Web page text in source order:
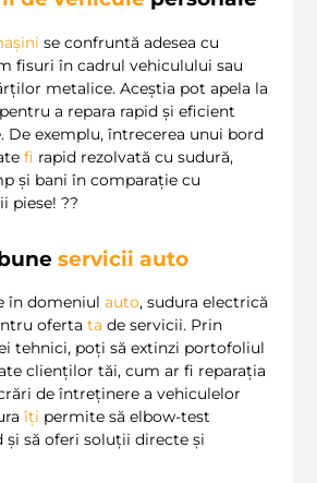
se confruntă adesea cu
fisuri în cadrul vehiculului sau
metalice. Aceștia pot apela la
a repara rapid și eficient
De exemplu, întrecerea unui bord
fi rapid rezolvată cu sudură,
și bani în comparație cu
piese! ?️?
servicii auto
în domeniul auto, sudura electrică
oferta ta de servicii. Prin
tehnici, poți să extinzi portofoliul
clienților tăi, cum ar fi reparația
de întreținere a vehiculelor
îți permite să elbow-test
și să oferi soluții directe și